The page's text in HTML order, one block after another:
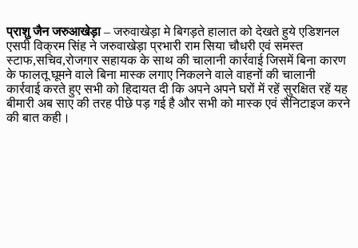
प्राशु जैन जरुआखेड़ा– जरुवाखेड़ा मे बिगड़ते हालात को देखते हुये एडिशनल
एसपी विक्रम सिंह ने जरुवाखेड़ा प्रभारी राम सिया चौधरी एवं समस्त
स्टाफ,सचिव,रोजगार सहायक के साथ की चालानी कार्रवाई जिसमें बिना कारण
के फालतू घूमने वाले बिना मास्क लगाए निकलने वाले वाहनों की चालानी
कार्रवाई करते हुए सभी को हिदायत दी कि अपने अपने घरों में रहें सुरक्षित रहें यह
बीमारी अब साए की तरह पीछे पड़ गई है और सभी को मास्क एवं सैनिटाइज करने
की बात कही।